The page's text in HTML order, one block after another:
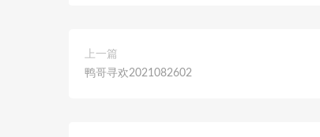
上一篇
鸭哥寻欢2021082602